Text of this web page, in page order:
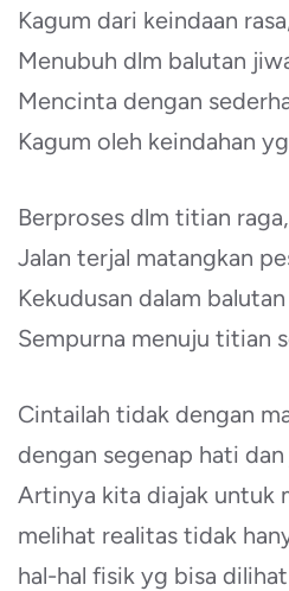
Kagum dari keindaan
Menubuh dlm balutan
Mencinta dengan
Kagum oleh keindahan
Berproses dlm titian raga,
Jalan terjal matangkan
Kekudusan dalam
Sempurna menuju titian
Cintailah tidak dengan
dengan segenap hati
Artinya kita diajak untuk
melihat realitas tidak
hal-hal fisik yg bisa